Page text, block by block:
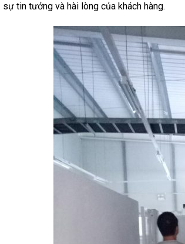
sự tin tưởng và hài lòng của khách hàng.